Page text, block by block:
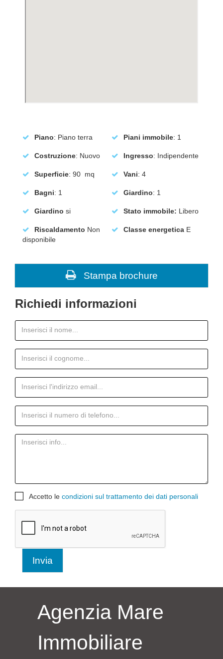
Piano: Piano terra Piani immobile: 1
Costruzione: Nuovo Ingresso: Indipendente
Superficie: 90 mq Vani: 4
Bagni: 1 Giardino: 1
Giardino si Stato immobile: Libero
Riscaldamento Non
disponibile
Classe energetica E
Stampa brochure
Richiedi informazioni
Accetto le condizioni sul trattamento dei dati personali
Invia
Agenzia Mare
Immobiliare